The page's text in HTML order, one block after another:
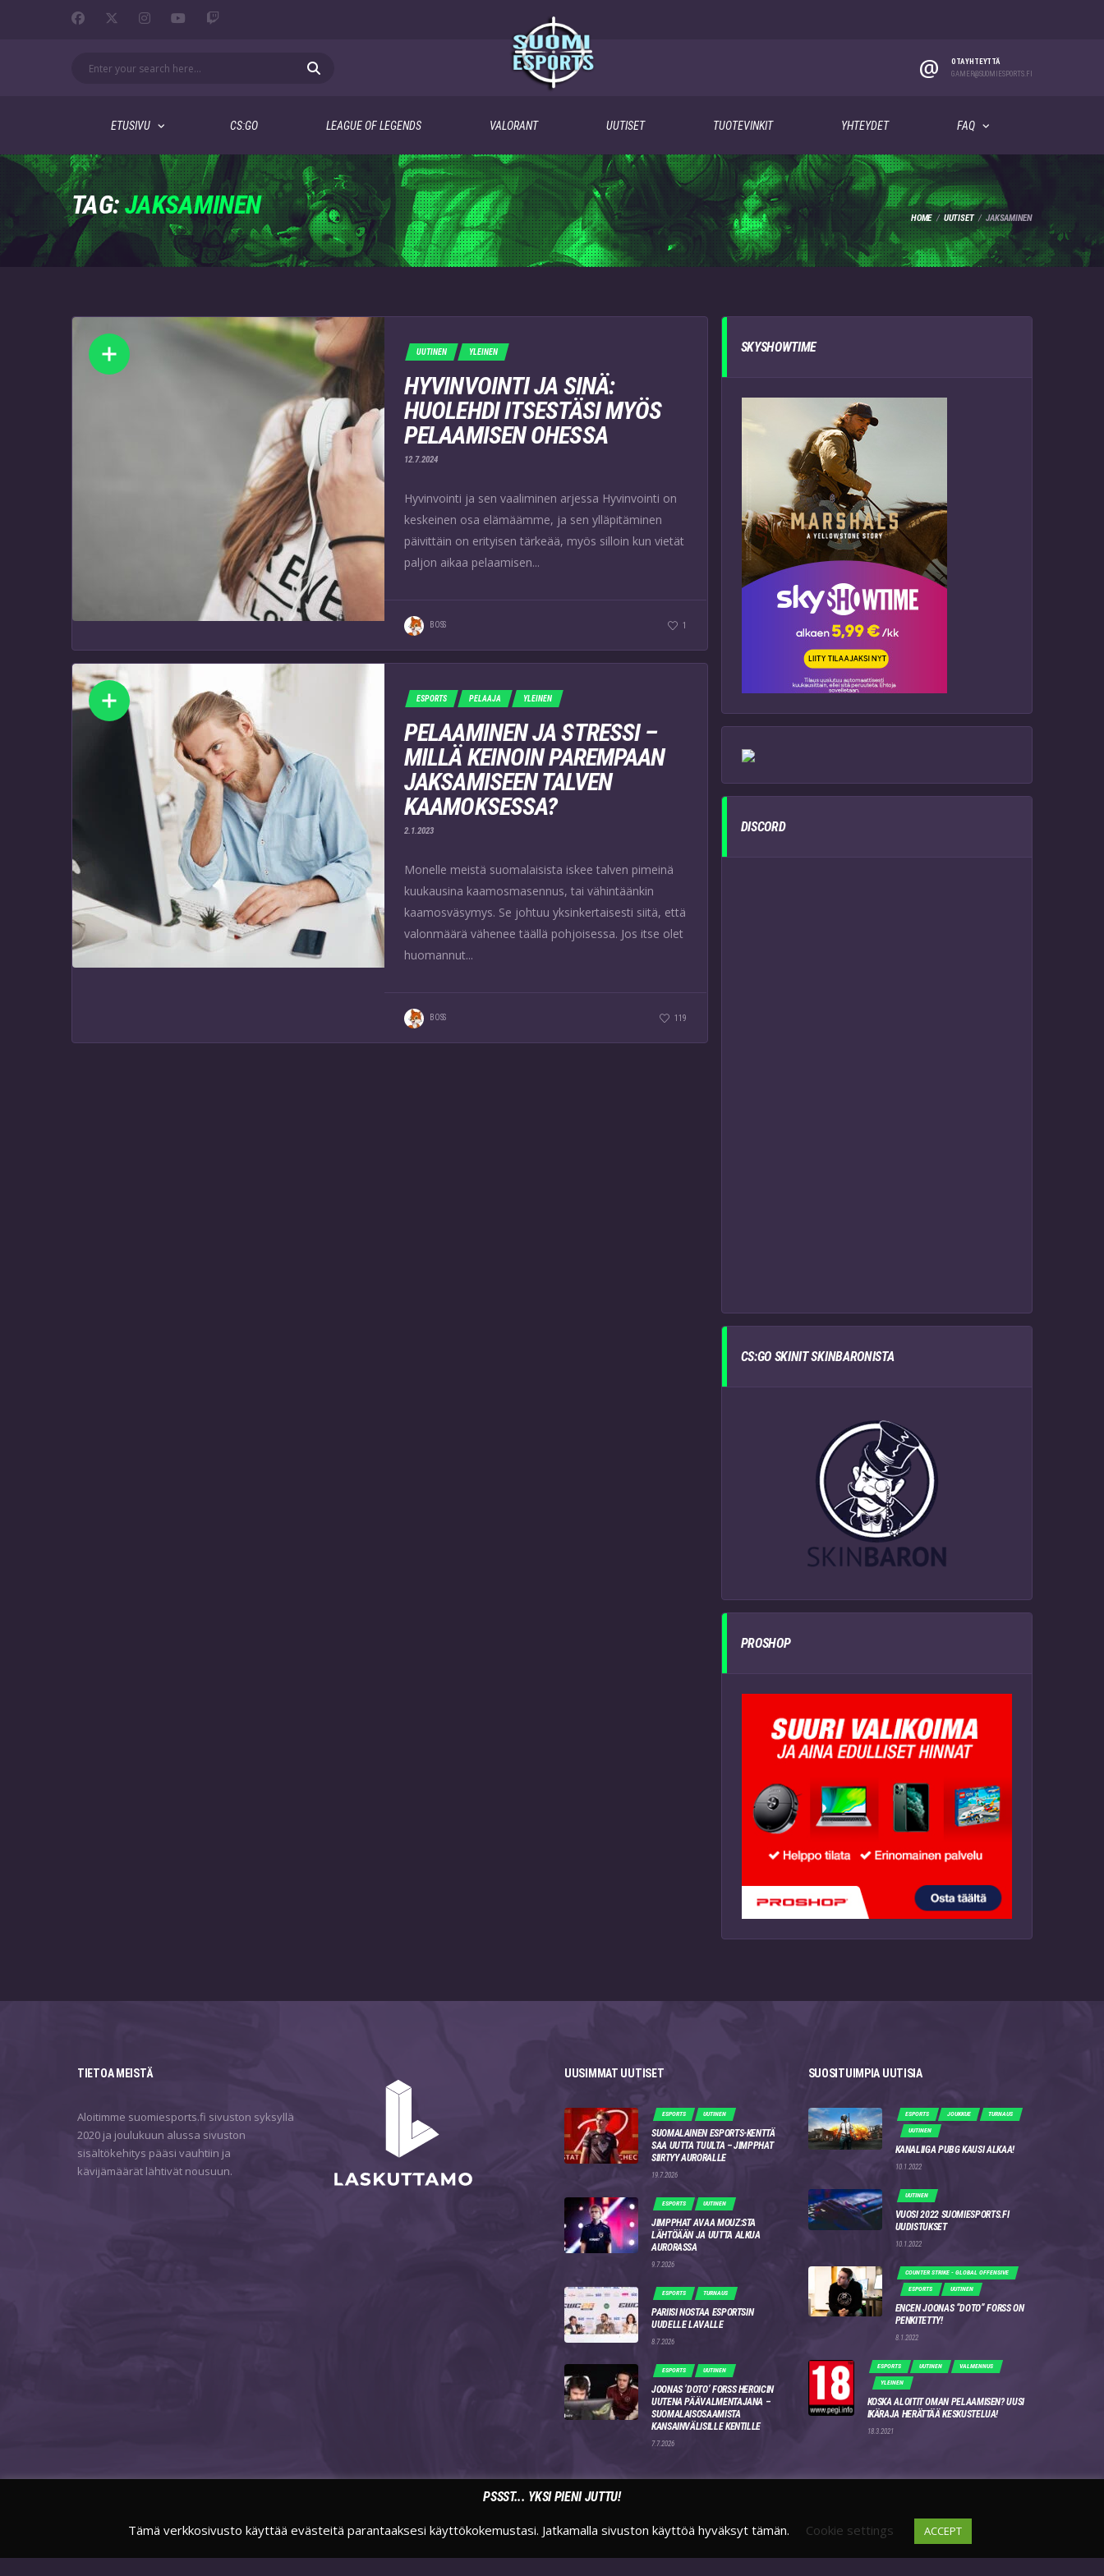
@
OTA YHTEYTTÄ
GAMER@SUOMIESPORTS.FI
ETUSIVU CS:GO LEAGUE OF LEGENDS VALORANT UUTISET TUOTEVINKIT YHTEYDET FAQ
TAG:JAKSAMINEN HOME UUTISET JAKSAMINEN
UUTINEN YLEINEN
HYVINVOINTI JA SINÄ:
HUOLEHDI ITSESTÄSI MYÖS
PELAAMISEN OHESSA
12.7.2024
Hyvinvointi ja sen vaaliminen arjessa Hyvinvointi on
keskeinen osa elämäämme, ja sen ylläpitäminen
päivittäin on erityisen tärkeää, myös silloin kun vietät
paljon aikaa pelaamisen...
BOSS 1
ESPORTS PELAAJA YLEINEN
PELAAMINEN JA STRESSI –
MILLÄ KEINOIN PAREMPAAN
JAKSAMISEEN TALVEN
KAAMOKSESSA?
2.1.2023
Monelle meistä suomalaisista iskee talven pimeinä
kuukausina kaamosmasennus, tai vähintäänkin
kaamosväsymys. Se johtuu yksinkertaisesti siitä, että
valonmäärä vähenee täällä pohjoisessa. Jos itse olet
huomannut...
BOSS 119
SKYSHOWTIME
DISCORD
CS:GO SKINIT SKINBARONISTA
PROSHOP
TIETOA MEISTÄ
Aloitimme suomiesports.fi sivuston syksyllä
2020 ja joulukuun alussa sivuston
sisältökehitys pääsi vauhtiin ja
kävijämäärät lähtivät nousuun.
UUSIMMAT UUTISET
ESPORTS UUTINEN
SUOMALAINEN ESPORTS-KENTTÄ
SAA UUTTA TUULTA – JIMPPHAT
SIIRTYY AURORALLE
19.7.2026
ESPORTS UUTINEN
JIMPPHAT AVAA MOUZ:STA
LÄHTÖÄÄN JA UUTTA ALKUA
AURORASSA
9.7.2026
ESPORTS TURNAUS
PARIISI NOSTAA ESPORTSIN
UUDELLE LAVALLE
8.7.2026
ESPORTS UUTINEN
JOONAS ‘DOTO’ FORSS HEROICIN
UUTENA PÄÄVALMENTAJANA –
SUOMALAISOSAAMISTA
KANSAINVÄLISILLE KENTILLE
7.7.2026
SUOSITUIMPIA UUTISIA
ESPORTS JOUKKUE TURNAUS
UUTINEN
KANALIIGA PUBG KAUSI ALKAA!
10.1.2022
UUTINEN
VUOSI 2022 SUOMIESPORTS.FI
UUDISTUKSET
10.1.2022
COUNTER STRIKE - GLOBAL OFFENSIVE
ESPORTS UUTINEN
ENCEN JOONAS “DOTO” FORSS ON
PENKITETTY!
8.1.2022
ESPORTS UUTINEN VALMENNUS
YLEINEN
KOSKA ALOITIT OMAN PELAAMISEN? UUSI
IKÄRAJA HERÄTTÄÄ KESKUSTELUA!
18.3.2021
FACEBOOK TWITTER INSTAGRAM TWITCH DISCORD
PSSST... YKSI PIENI JUTTU!
Tämä verkkosivusto käyttää evästeitä parantaaksesi käyttökokemustasi. Jatkamalla sivuston käyttöä hyväksyt tämän. Cookie settings ACCEPT